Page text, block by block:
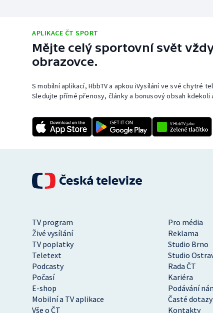
APLIKACE ČT SPORT
Mějte celý sportovní svět
obrazovce.
S mobilní aplikací, HbbTV a apkou iVysílání ve své chytré
Sledujte přímé přenosy, články a bonusový obsah kdekoli
TV program
Pro média
Živé vysílání
Reklama
TV poplatky
Studio Brno
Teletext
Studio
Podcasty
Rada ČT
Počasí
Kariéra
E-shop
Podávání
Mobilní a TV aplikace
Časté dotazy
Vše o ČT
Kontakty